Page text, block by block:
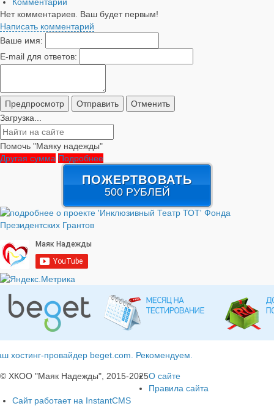
Нет комментариев. Ваш будет первым!
Написать комментарий
Ваше имя:
E-mail для ответов:
Загрузка...
Помочь "Маяку надежды"
Другая сумма Подробнее
ПОЖЕРТВОВАТЬ
500 РУБЛЕЙ
хостинг-провайдер beget.com. Рекомендуем.
© ХКОО "Маяк Надежды", 2015-2025О сайте
Правила сайта
Сайт работает на InstantCMS